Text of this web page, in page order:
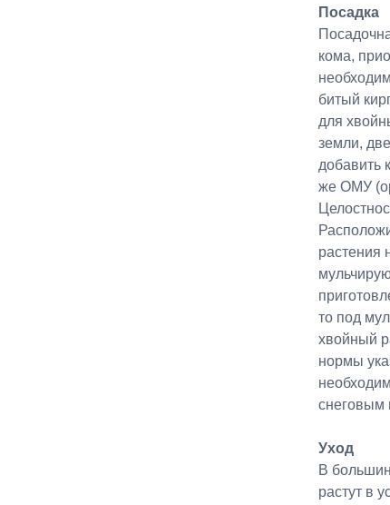
Посадка
кома,
битый
для
земли,
добавить
же ОМУ
растения
то под
хвойный
нормы
снеговым
Уход
В
растут в